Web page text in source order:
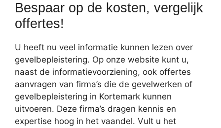
Bespaar op de kosten, vergelijk
offertes!
U heeft nu veel informatie kunnen lezen over
gevelbepleistering. Op onze website kunt u,
naast de informatievoorziening, ook offertes
aanvragen van firma’s die de gevelwerken of
gevelbepleistering in Kortemark kunnen
uitvoeren. Deze firma’s dragen kennis en
expertise hoog in het vaandel. Vult u het